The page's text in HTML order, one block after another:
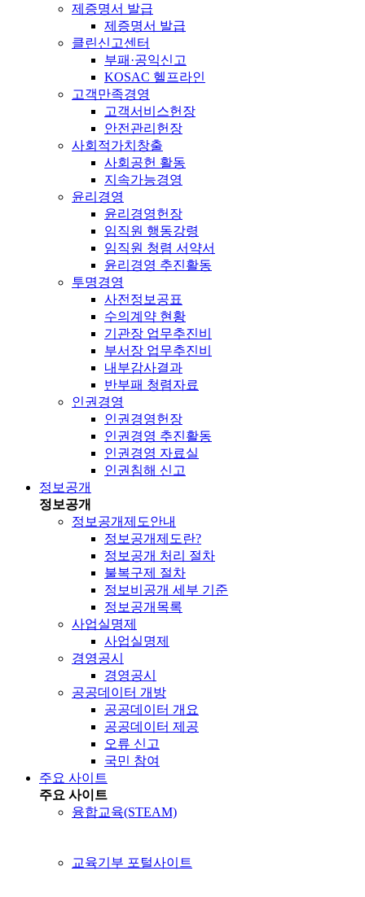
제증명서 발급
제증명서 발급
클린신고센터
부패·공익신고
KOSAC 헬프라인
고객만족경영
고객서비스헌장
안전관리헌장
사회적가치창출
사회공헌 활동
지속가능경영
윤리경영
윤리경영헌장
임직원 행동강령
임직원 청렴 서약서
윤리경영 추진활동
투명경영
사전정보공표
수의계약 현황
기관장 업무추진비
부서장 업무추진비
내부감사결과
반부패 청렴자료
인권경영
인권경영헌장
인권경영 추진활동
인권경영 자료실
인권침해 신고
정보공개
정보공개
정보공개제도안내
정보공개제도란?
정보공개 처리 절차
불복구제 절차
정보비공개 세부 기준
정보공개목록
사업실명제
사업실명제
경영공시
경영공시
공공데이터 개방
공공데이터 개요
공공데이터 제공
오류 신고
국민 참여
주요 사이트
주요 사이트
융합교육(STEAM)
교육기부 포털사이트